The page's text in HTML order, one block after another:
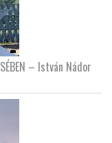
– István Nádor